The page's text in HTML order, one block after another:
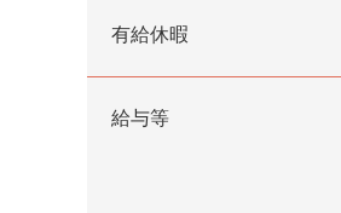
有給休暇
給与等